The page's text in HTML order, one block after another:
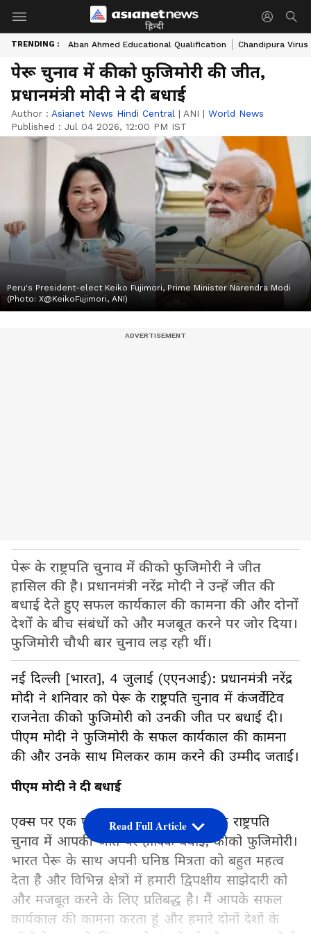
हिन्दी
TRENDING : Aban Ahmed Educational Qualification Chandipura
पेरू चुनाव में कीको फुजिमोरी की जीत,
प्रधानमंत्री मोदी ने दी बधाई
Author : Asianet News Hindi Central | ANI | World News
Published : Jul 04 2026, 12:00 PM IST
Peru's President-elect Keiko Fujimori, Prime Minister Narendra Modi
(Photo: X@KeikoFujimori, ANI)
पेरू के राष्ट्रपति चुनाव में कीको फुजिमोरी ने जीत
हासिल की है। प्रधानमंत्री नरेंद्र मोदी ने उन्हें जीत की
बधाई देते हुए सफल कार्यकाल की कामना की और दोनों
देशों के बीच संबंधों को और मजबूत करने पर जोर दिया।
फुजिमोरी चौथी बार चुनाव लड़ रही थीं।
पीएम मोदी ने दी बधाई
नई दिल्ली [भारत], 4 जुलाई (एएनआई): प्रधानमंत्री नरेंद्र
मोदी ने शनिवार को पेरू के राष्ट्रपति चुनाव में कंजर्वेटिव
राजनेता कीको फुजिमोरी को उनकी जीत पर बधाई दी।
पीएम मोदी ने फुजिमोरी के सफल कार्यकाल की कामना
की और उनके साथ मिलकर काम करने की उम्मीद जताई।
एक्स पर एक पोस्ट में उन्होंने कहा, "पेरू के राष्ट्रपति
चुनाव में आपकी जीत पर हार्दिक बधाई, कीको फुजिमोरी।
भारत पेरू के साथ अपनी घनिष्ठ मित्रता को बहुत महत्व
देता है और विभिन्न क्षेत्रों में हमारी द्विपक्षीय साझेदारी को
और मजबूत करने के लिए प्रतिबद्ध है। मैं आपके सफल
कार्यकाल की कामना करता हूं और हमारे दोनों देशों के
Read Full Article